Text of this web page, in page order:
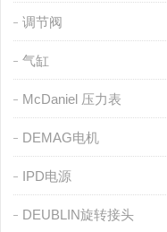
调节阀
气缸
McDaniel 压力表
DEMAG电机
IPD电源
DEUBLIN旋转接头